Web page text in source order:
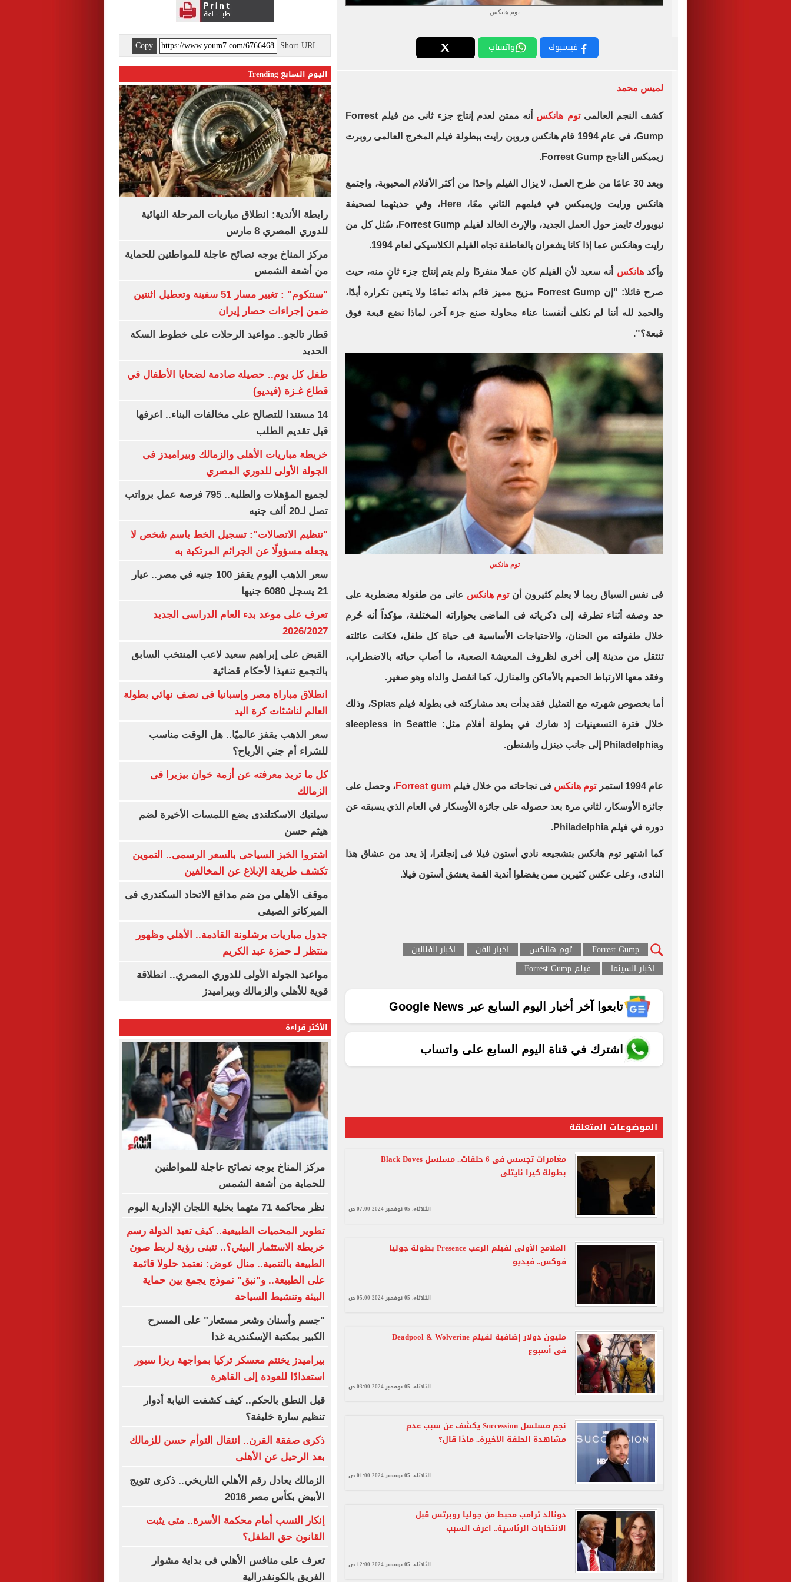
توم هانكس
فيسبوك واتساب
لميس محمد
كشف النجم العالمىتوم هانكس أنه ممتن لعدم إنتاج جزء ثانى من فيلم Forrest
Gump، فى عام 1994 قام هانكس وروبن رايت ببطولة فيلم المخرج العالمى روبرت
زيميكس الناجح Forrest Gump.
وبعد 30 عامًا من طرح العمل، لا يزال الفيلم واحدًا من أكثر الأفلام المحبوبة، واجتمع
هانكس ورايت وزيميكس في فيلمهم الثاني معًا، Here، وفي حديثهما لصحيفة
نيويورك تايمز حول العمل الجديد، والإرث الخالد لفيلم Forrest Gump، سُئل كل من
رايت وهانكس عما إذا كانا يشعران بالعاطفة تجاه الفيلم الكلاسيكى لعام 1994.
وأكدهانكس أنه سعيد لأن الفيلم كان عملا منفردًا ولم يتم إنتاج جزء ثانٍ منه، حيث
صرح قائلا: "إن Forrest Gump مزيج مميز قائم بذاته تمامًا ولا يتعين تكراره أبدًا،
والحمد لله أننا لم نكلف أنفسنا عناء محاولة صنع جزء آخر، لماذا نضع قبعة فوق
قبعة؟".
توم هانكس
فى نفس السياق ربما لا يعلم كثيرون أن توم هانكس عانى من طفولة مضطربة على
حد وصفه أثناء تطرقه إلى ذكرياته فى الماضى بحواراته المختلفة، مؤكداً أنه حُرم
خلال طفولته من الحنان، والاحتياجات الأساسية فى حياة كل طفل، فكانت عائلته
تنتقل من مدينة إلى أخرى لظروف المعيشة الصعبة، ما أصاب حياته بالاضطراب،
وفقد معها الارتباط الحميم بالأماكن والمنازل، كما انفصل والداه وهو صغير.
أما بخصوص شهرته مع التمثيل فقد بدأت بعد مشاركته فى بطولة فيلم Splas، وذلك
خلال فترة التسعينيات إذ شارك في بطولة أفلام مثل: sleepless in Seattle
وPhiladelphia إلى جانب دينزل واشنطن.
عام 1994 استمر توم هانكس فى نجاحاته من خلال فيلمForrest gum، وحصل على
جائزة الأوسكار، لثاني مرة بعد حصوله على جائزة الأوسكار في العام الذي يسبقه عن
دوره في فيلم Philadelphia.
كما اشتهر توم هانكس بتشجيعه نادي أستون فيلا فى إنجلترا، إذ يعد من عشاق هذا
النادى، وعلى عكس كثيرين ممن يفضلوا أندية القمة يعشق أستون فيلا.
Forrest Gump توم هانكس اخبار الفن
اخبار الفنانين
اخبار السينما
فيلم Forrest Gump
تابعوا آخر أخبار اليوم السابع عبر Google News
اشترك في قناة اليوم السابع على واتساب
الموضوعات المتعلقة
مغامرات تجسس فى 6 حلقات.. مسلسل Black Doves
بطولة كيرا نايتلى
الثلاثاء، 05 نوفمبر 2024 07:00 ص
الملامح الأولى لفيلم الرعب Presence بطولة جوليا
فوكس.. فيديو
الثلاثاء، 05 نوفمبر 2024 05:00 ص
مليون دولار إضافية لفيلم Deadpool & Wolverine
فى أسبوع
الثلاثاء، 05 نوفمبر 2024 03:00 ص
نجم مسلسل Succession يكشف عن سبب عدم
مشاهدة الحلقة الأخيرة.. ماذا قال؟
الثلاثاء، 05 نوفمبر 2024 01:00 ص
دونالد ترامب محبط من جوليا روبرتس قبل
الانتخابات الرئاسية.. اعرف السبب
الثلاثاء، 05 نوفمبر 2024 12:00 ص
Short URL
Copy
اليوم السابع Trending
رابطة الأندية: انطلاق مباريات المرحلة النهائية
للدوري المصري 8 مارس
مركز المناخ يوجه نصائح عاجلة للمواطنين للحماية
من أشعة الشمس
"سنتكوم" : تغيير مسار 51 سفينة وتعطيل اثنتين
ضمن إجراءات حصار إيران
قطار تالجو.. مواعيد الرحلات على خطوط السكة
الحديد
طفل كل يوم.. حصيلة صادمة لضحايا الأطفال في
قطاع غـزة (فيديو)
14 مستندا للتصالح على مخالفات البناء.. اعرفها
قبل تقديم الطلب
خريطة مباريات الأهلى والزمالك وبيراميدز فى
الجولة الأولى للدوري المصري
لجميع المؤهلات والطلبة.. 795 فرصة عمل برواتب
تصل لـ20 ألف جنيه
"تنظيم الاتصالات": تسجيل الخط باسم شخص لا
يجعله مسؤولًا عن الجرائم المرتكبة به
سعر الذهب اليوم يقفز 100 جنيه في مصر.. عيار
21 يسجل 6080 جنيها
تعرف على موعد بدء العام الدراسى الجديد
2026/2027
القبض على إبراهيم سعيد لاعب المنتخب السابق
بالتجمع تنفيذا لأحكام قضائية
انطلاق مباراة مصر وإسبانيا فى نصف نهائي بطولة
العالم لناشئات كرة اليد
سعر الذهب يقفز عالميًا.. هل الوقت مناسب
للشراء أم جني الأرباح؟
كل ما تريد معرفته عن أزمة خوان بيزيرا فى
الزمالك
سيلتيك الاسكتلندى يضع اللمسات الأخيرة لضم
هيثم حسن
اشتروا الخبز السياحى بالسعر الرسمى.. التموين
تكشف طريقة الإبلاغ عن المخالفين
موقف الأهلي من ضم مدافع الاتحاد السكندري فى
الميركاتو الصيفى
جدول مباريات برشلونة القادمة.. الأهلي وظهور
منتظر لـ حمزة عبد الكريم
مواعيد الجولة الأولى للدوري المصري.. انطلاقة
قوية للأهلي والزمالك وبيراميدز
الأكثر قراءة
مركز المناخ يوجه نصائح عاجلة للمواطنين
للحماية من أشعة الشمس
نظر محاكمة 71 متهما بخلية اللجان الإدارية اليوم
تطوير المحميات الطبيعية.. كيف تعيد الدولة رسم
خريطة الاستثمار البيئي؟.. تتبنى رؤية لربط صون
الطبيعة بالتنمية.. منال عوض: نعتمد حلولا قائمة
على الطبيعة.. و"نبق" نموذج يجمع بين حماية
البيئة وتنشيط السياحة
"جسم وأسنان وشعر مستعار" على المسرح
الكبير بمكتبة الإسكندرية غدا
بيراميدز يختتم معسكر تركيا بمواجهة ريزا سبور
استعدادًا للعودة إلى القاهرة
قبل النطق بالحكم.. كيف كشفت النيابة أدوار
تنظيم سارة خليفة؟
ذكرى صفقة القرن.. انتقال التوأم حسن للزمالك
بعد الرحيل عن الأهلى
الزمالك يعادل رقم الأهلي التاريخي.. ذكرى تتويج
الأبيض بكأس مصر 2016
إنكار النسب أمام محكمة الأسرة.. متى يثبت
القانون حق الطفل؟
تعرف على منافس الأهلي فى بداية مشوار
الفريق بالكونفدرالية